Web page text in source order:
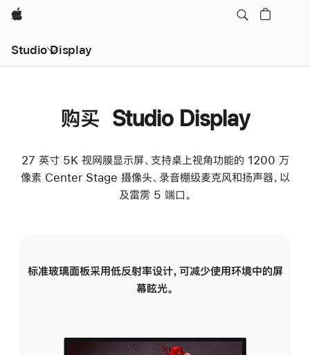
Apple
Studio Display
购买 Studio Display
27 英寸 5K 视网膜显示屏、支持桌上视角功能的 1200 万
像素 Center Stage 摄像头、录音棚级麦克风和扬声器，以
及雷雳 5 端口。
标准玻璃面板采用低反射率设计，可减少使用环境中的屏
幕眩光。